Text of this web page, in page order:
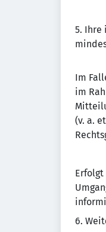
5. Ihre
Im
im
(v. a.
Erfolgt
6.